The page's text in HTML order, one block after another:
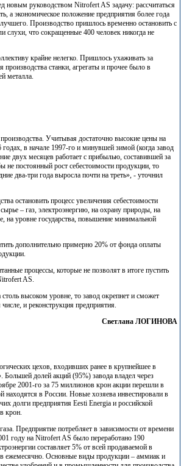
новым руководством Nitrofert AS задачу: рассчитаться
а экономическое положение предприятия более года
Производство пришлось временно остановить с
слухи, что сокращенные 400 человек никогда не
крайне нелегко. Пришлось ухаживать за
станки, агрегаты и прочее было в
металла.
Учитывая достаточно высокие цены на
в начале 1997-го и минувшей зимой (когда завод
двух месяцев работает с прибылью, составившей за
постоянный рост себестоимости продукции, то
два-три года выросла почти на треть», - уточнил
остановить процесс увеличения себестоимости
– газ, электроэнергию, на охрану природы, на
на уровне государства, повышение минимальной
дополнительно примерно 20% от фонда оплаты
процессы, которые не позволят в итоге пустить
AS.
высоком уровне, то завод окрепнет и сможет
и реконструкция предприятия.
Светлана ЛОГИНОВА
цехов, входивших ранее в крупнейшее в
долей акций (95%) завода владел через
2001-го за 75 миллионов крон акции перешли в
находятся в России. Новые хозяева инвестировали в
долги предприятия Eesti Energia и российской
крон.
Предприятие потребляет в зависимости от времени
году на Nitrofert AS было переработано 190
составляет 5% от всей продаваемой в
ежемесячно. Основные виды продукции – аммиак и